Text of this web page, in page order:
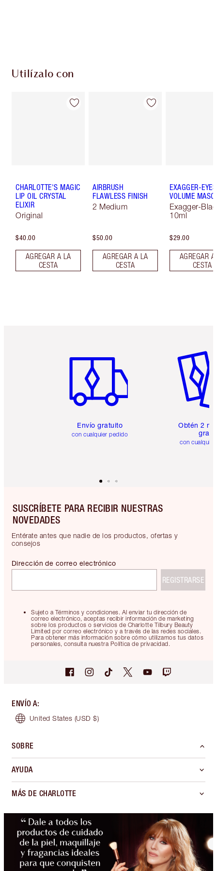
Utilízalo con
CHARLOTTE'S MAGIC
LIP OIL CRYSTAL
ELIXIR
Original
$40.00
AGREGAR A LA
CESTA
AIRBRUSH
FLAWLESS FINISH
2 Medium
$50.00
AGREGAR A LA
CESTA
EXAGGER-EYES
VOLUME
Exagger-
10ml
$29.00
AGREGAR
CESTA
Envío gratuito
con cualquier pedido
Obtén 2
gratis
con
SUSCRÍBETE PARA RECIBIR NUESTRAS
NOVEDADES
Entérate antes que nadie de los productos, ofertas y
consejos
Sujeto a Términos y condiciones. Al enviar tu dirección de
correo electrónico, aceptas recibir información de marketing
sobre los productos o servicios de Charlotte Tilbury Beauty
Limited por correo electrónico y a través de las redes sociales.
Para obtener más información sobre cómo utilizamos tus datos
personales, consulta nuestra Política de privacidad.
Dirección de correo electrónico
REGISTRARSE
ENVÍO A:
United States (USD $)
SOBRE
AYUDA
MÁS DE CHARLOTTE